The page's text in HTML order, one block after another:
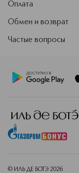
Оплата
Обмен и возврат
Частые вопросы
© ИЛЬ ДЕ БОТЭ 2026